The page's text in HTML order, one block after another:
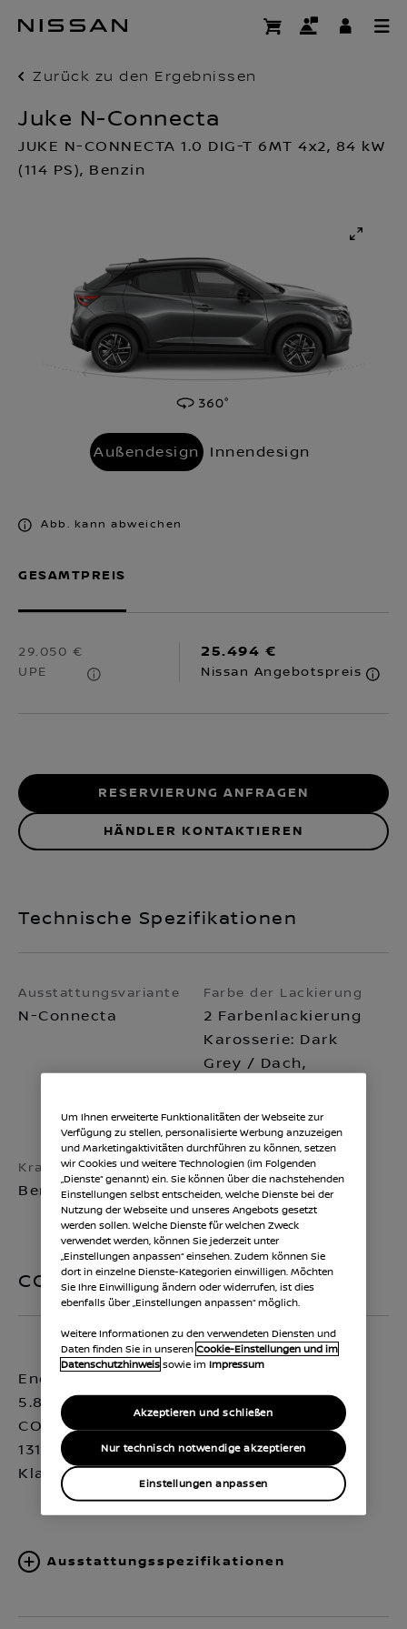
Hauptinhalt
Zurück zu den Ergebnissen
Juke N-Connecta
JUKE N-CONNECTA 1.0 DIG-T 6MT 4x2, 84 kW
(114 PS), Benzin
Außendesign Innendesign
Abb. kann abweichen
Technische Spezifikationen
Ausstattungsvariante
N-Connecta
Farbe der Lackierung
2 Farbenlackierung
Karosserie: Dark
Grey / Dach,
Black
Kraftstoffart
Benzin, RON 95
Getriebe
Schaltgetriebe 6-
Gang
CO2-Emissionen
Energieverbrauch:
5.8 (l/100 km);
CO₂-Emissionen:
131 (g/km); CO₂-
Klasse:D
Ausstattungsspezifikationen
GESAMTPREIS
29.050 €
UPE
25.494 €
Nissan Angebotspreis
RESERVIERUNG ANFRAGEN
HÄNDLER KONTAKTIEREN
Um Ihnen erweiterte Funktionalitäten der Webseite zur
Verfügung zu stellen, personalisierte Werbung anzuzeigen
und Marketingaktivitäten durchführen zu können, setzen
wir Cookies und weitere Technologien (im Folgenden
„Dienste“ genannt) ein. Sie können über die nachstehenden
Einstellungen selbst entscheiden, welche Dienste bei der
Nutzung der Webseite und unseres Angebots gesetzt
werden sollen. Welche Dienste für welchen Zweck
verwendet werden, können Sie jederzeit unter
„Einstellungen anpassen“ einsehen. Zudem können Sie
dort in einzelne Dienste-Kategorien einwilligen. Möchten
Sie Ihre Einwilligung ändern oder widerrufen, ist dies
ebenfalls über „Einstellungen anpassen“ möglich.
Weitere Informationen zu den verwendeten Diensten und
Daten finden Sie in unseren Cookie-Einstellungen und im
Datenschutzhinweissowie im Impressum
Einstellungen anpassen
Nur technisch notwendige akzeptieren
Akzeptieren und schließen